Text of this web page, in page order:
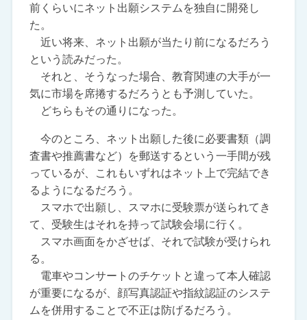
前くらいにネット出願システムを独自に開発し
た。
近い将来、ネット出願が当たり前になるだろう
という読みだった。
それと、そうなった場合、教育関連の大手が一
気に市場を席捲するだろうとも予測していた。
どちらもその通りになった。
今のところ、ネット出願した後に必要書類（調
査書や推薦書など）を郵送するという一手間が残
っているが、これもいずれはネット上で完結でき
るようになるだろう。
スマホで出願し、スマホに受験票が送られてき
て、受験生はそれを持って試験会場に行く。
スマホ画面をかざせば、それで試験が受けられ
る。
電車やコンサートのチケットと違って本人確認
が重要になるが、顔写真認証や指紋認証のシステ
ムを併用することで不正は防げるだろう。